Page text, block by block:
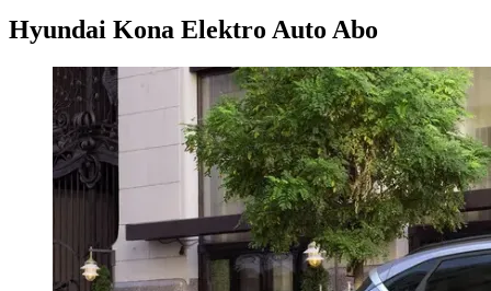
Hyundai Kona Elektro Auto Abo